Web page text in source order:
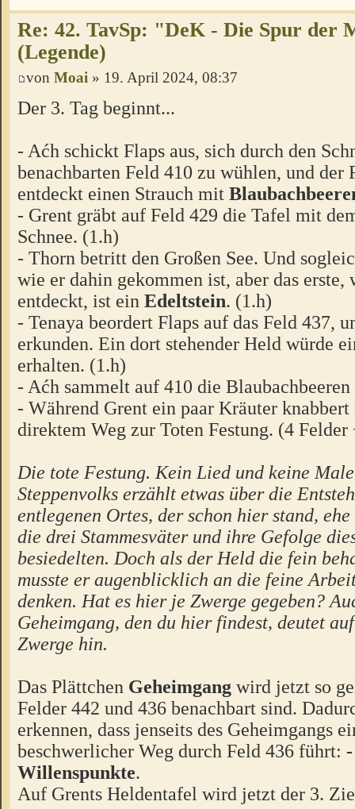
Re: 42. TavSp: "DeK - Die Spur der
(Legende)
von Moai » 19. April 2024, 08:37
Der 3. Tag beginnt...
- Aćh schickt Flaps aus, sich durch den
benachbarten Feld 410 zu wühlen, und der
entdeckt einen Strauch mit
- Grent gräbt auf Feld 429 die Tafel mit
Schnee. (1.h)
- Thorn betritt den Großen See. Und
wie er dahin gekommen ist, aber das erste,
entdeckt, ist ein Edeltstein. (1.h)
- Tenaya beordert Flaps auf das Feld 437,
erkunden. Ein dort stehender Held würde
erhalten. (1.h)
- Aćh sammelt auf 410 die
- Während Grent ein paar Kräuter
direktem Weg zur Toten Festung. (4
Die tote Festung. Kein Lied und keine
Steppenvolks erzählt etwas über die
entlegenen Ortes, der schon hier stand,
die drei Stammesväter und ihre Gefolge
besiedelten. Doch als der Held die fein
musste er augenblicklich an die feine
denken. Hat es hier je Zwerge gegeben?
Geheimgang, den du hier findest, deutet
Zwerge hin.
Das Plättchen Geheimgang wird jetzt so
Felder 442 und 436 benachbart sind.
erkennen, dass jenseits des Geheimgangs
beschwerlicher Weg durch Feld 436 führt:
Willenspunkte.
Auf Grents Heldentafel wird jetzt der 3.